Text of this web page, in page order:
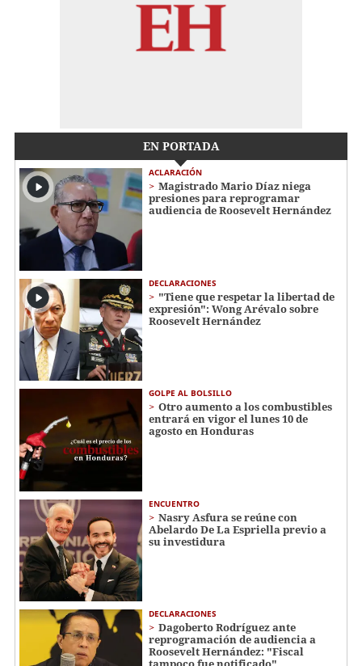
EN PORTADA
ACLARACIÓN
Magistrado Mario Díaz niega
presiones para reprogramar
audiencia de Roosevelt Hernández
DECLARACIONES
"Tiene que respetar la libertad de
expresión": Wong Arévalo sobre
Roosevelt Hernández
GOLPE AL BOLSILLO
Otro aumento a los combustibles
entrará en vigor el lunes 10 de
agosto en Honduras
ENCUENTRO
Nasry Asfura se reúne con
Abelardo De La Espriella previo a
su investidura
DECLARACIONES
Dagoberto Rodríguez ante
reprogramación de audiencia a
Roosevelt Hernández: "Fiscal